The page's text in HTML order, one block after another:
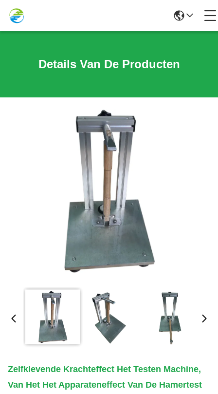
Details Van De Producten
Zelfklevende Krachteffect Het Testen Machine,
Van Het Het Apparateneffect Van De Hamertest